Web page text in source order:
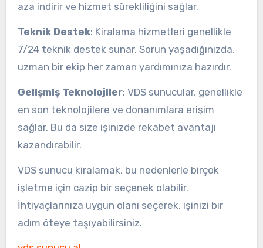
aza indirir ve hizmet sürekliliğini sağlar.
Teknik Destek: Kiralama hizmetleri genellikle
7/24 teknik destek sunar. Sorun yaşadığınızda,
uzman bir ekip her zaman yardımınıza hazırdır.
Gelişmiş Teknolojiler: VDS sunucular, genellikle
en son teknolojilere ve donanımlara erişim
sağlar. Bu da size işinizde rekabet avantajı
kazandırabilir.
VDS sunucu kiralamak, bu nedenlerle birçok
işletme için cazip bir seçenek olabilir.
İhtiyaçlarınıza uygun olanı seçerek, işinizi bir
adım öteye taşıyabilirsiniz.